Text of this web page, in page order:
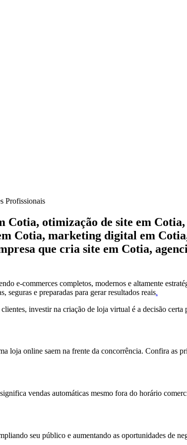
otimização de site em
Cotia, marketing digital em
que cria site em Cotia,
e-commerces completos, modernos e altamente
e preparadas para gerar resultados reais.
investir na criação de loja virtual é a decisão
loja online saem na frente da concorrência. Confira as
vendas automáticas mesmo fora do horário
seu público e aumentando as oportunidades de